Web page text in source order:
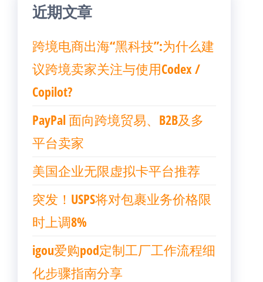
近期文章
跨境电商出海“黑科技”:为什么建
议跨境卖家关注与使用Codex /
Copilot?
PayPal 面向跨境贸易、B2B及多
平台卖家
美国企业无限虚拟卡平台推荐
突发！USPS将对包裹业务价格限
时上调8%
igou爱购pod定制工厂工作流程细
化步骤指南分享